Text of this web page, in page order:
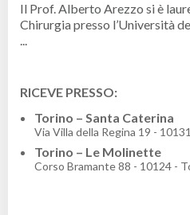
Il Prof. Alberto Arezzo si è
Chirurgia presso l’Università
...
RICEVE PRESSO:
Torino – Santa Caterina
Via Villa della Regina 19 -
Torino – Le Molinette
Corso Bramante 88 - 10124 -